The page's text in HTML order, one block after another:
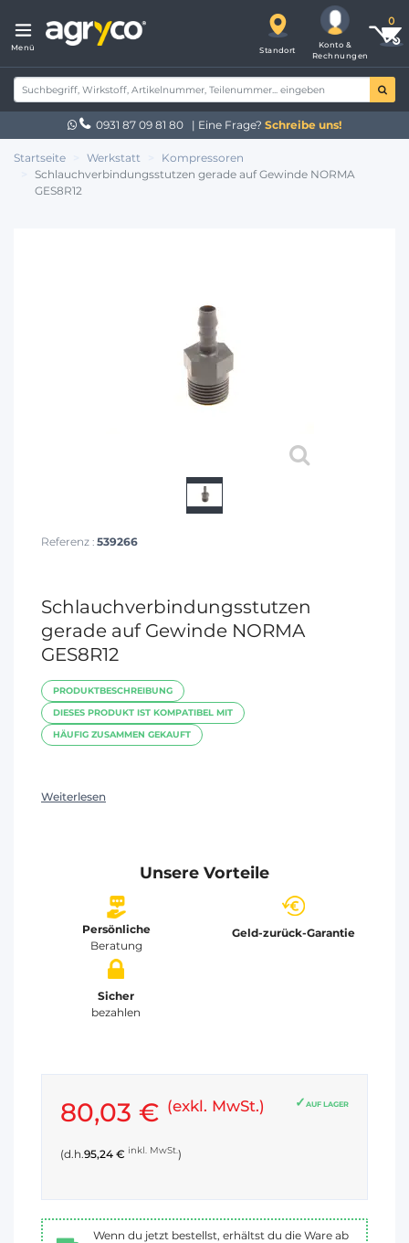
Menü Standort
Konto &
Rechnungen
0931 87 09 81 80 | Eine Frage? Schreibe uns!
Startseite Werkstatt
Kompressoren
Schlauchverbindungsstutzen gerade auf Gewinde NORMA
GES8R12
Referenz : 539266
Schlauchverbindungsstutzen
gerade auf Gewinde NORMA
GES8R12
PRODUKTBESCHREIBUNG
DIESES PRODUKT IST KOMPATIBEL MIT
HÄUFIG ZUSAMMEN GEKAUFT
Weiterlesen
Unsere Vorteile
Persönliche
Beratung
Geld-zurück-Garantie
Sicher
bezahlen
AUF LAGER
80,03 € (exkl. MwSt.)
(d.h.95,24 € inkl. MwSt.)
Wenn du jetzt bestellst, erhältst du die Ware ab